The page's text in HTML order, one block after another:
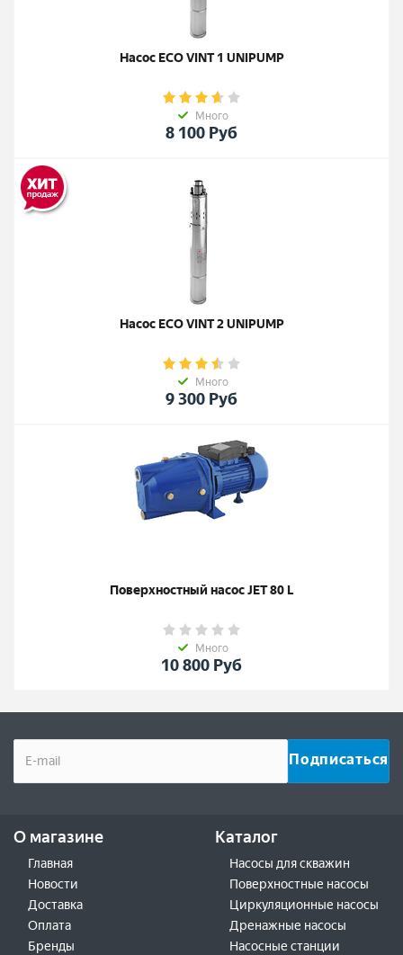
Насос ECO VINT 1 UNIPUMP
Много
8 100 Руб
Насос ECO VINT 2 UNIPUMP
Много
9 300 Руб
Поверхностный насос JET 80 L
Много
10 800 Руб
О магазине
Главная
Новости
Доставка
Оплата
Бренды
Каталог
Насосы для скважин
Поверхностные насосы
Циркуляционные насосы
Дренажные насосы
Насосные станции